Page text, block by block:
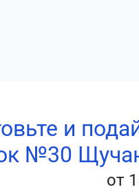
и
№30
от